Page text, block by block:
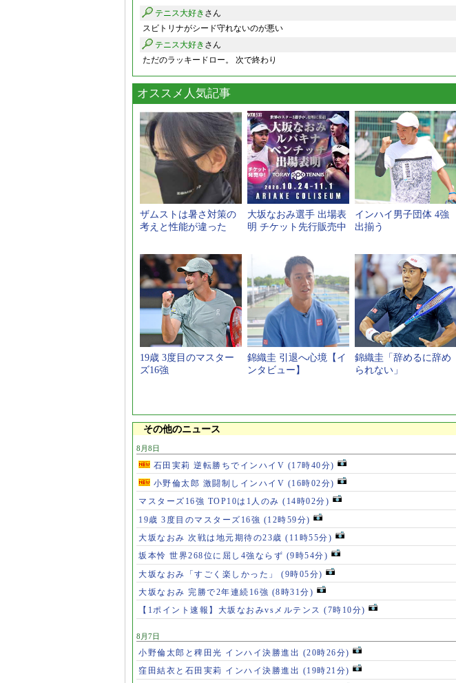
テニス大好き さん
スビトリナがシード守れないのが悪い
テニス大好き さん
ただのラッキードロー。 次で終わり
オススメ人気記事
ザムストは暑さ対策の
考えと性能が違った
大坂なおみ選手 出場表
明 チケット先行販売中
インハイ男子団体 4強
出揃う
19歳 3度目のマスター
ズ16強
錦織圭 引退へ心境【イ
ンタビュー】
錦織圭「辞めるに辞め
られない」
その他のニュース
8月8日
石田実莉 逆転勝ちでインハイV (17時40分)
小野倫太郎 激闘制しインハイV (16時02分)
マスターズ16強 TOP10は1人のみ (14時02分)
19歳 3度目のマスターズ16強 (12時59分)
大坂なおみ 次戦は地元期待の23歳 (11時55分)
坂本怜 世界268位に屈し4強ならず (9時54分)
大坂なおみ「すごく楽しかった」 (9時05分)
大坂なおみ 完勝で2年連続16強 (8時31分)
【1ポイント速報】大坂なおみvsメルテンス (7時10分)
8月7日
小野倫太郎と稗田光 インハイ決勝進出 (20時26分)
窪田結衣と石田実莉 インハイ決勝進出 (19時21分)